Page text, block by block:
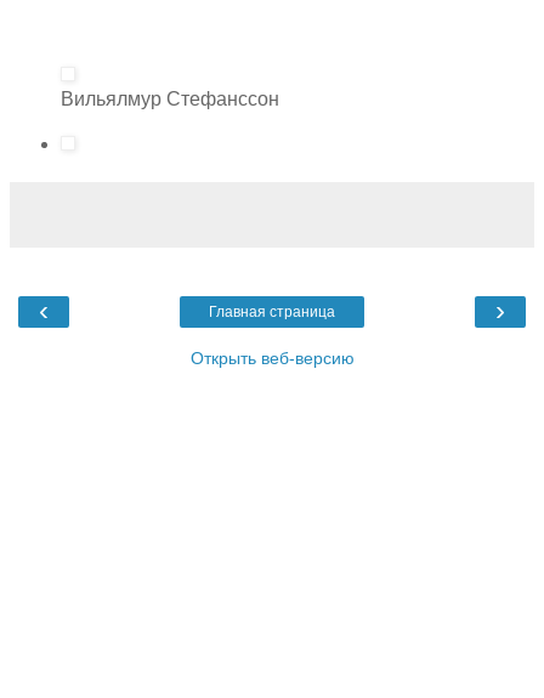
Вильялмур Стефанссон
‹ ›
Главная страница
Открыть веб-версию